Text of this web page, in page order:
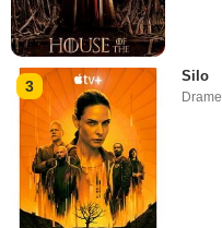
3
Silo
Drame